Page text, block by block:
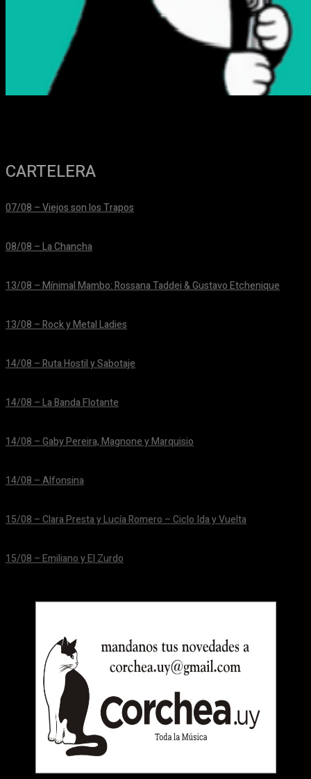
CARTELERA
07/08 – Viejos son los Trapos
08/08 – La Chancha
13/08 – Mínimal Mambo: Rossana Taddei & Gustavo Etchenique
13/08 – Rock y Metal Ladies
14/08 – Ruta Hostil y Sabotaje
14/08 – La Banda Flotante
14/08 – Gaby Pereira, Magnone y Marquisio
14/08 – Alfonsina
15/08 – Clara Presta y Lucía Romero – Ciclo Ida y Vuelta
15/08 – Emiliano y El Zurdo